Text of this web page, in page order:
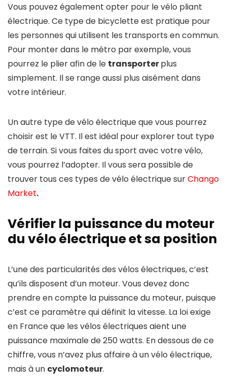
Vous pouvez également opter pour le vélo pliant
électrique. Ce type de bicyclette est pratique pour
les personnes qui utilisent les transports en commun.
Pour monter dans le métro par exemple, vous
pourrez le plier afin de le transporterplus
simplement. Il se range aussi plus aisément dans
votre intérieur.
Un autre type de vélo électrique que vous pourrez
choisir est le VTT. Il est idéal pour explorer tout type
de terrain. Si vous faites du sport avec votre vélo,
vous pourrez l’adopter. Il vous sera possible de
trouver tous ces types de vélo électrique surChango
Market.
Vérifier la puissance du moteur
du vélo électrique et sa position
L’une des particularités des vélos électriques, c’est
qu’ils disposent d’un moteur. Vous devez donc
prendre en compte la puissance du moteur, puisque
c’est ce paramètre qui définit la vitesse. La loi exige
en France que les vélos électriques aient une
puissance maximale de 250 watts. En dessous de ce
chiffre, vous n’avez plus affaire à un vélo électrique,
mais à un cyclomoteur.